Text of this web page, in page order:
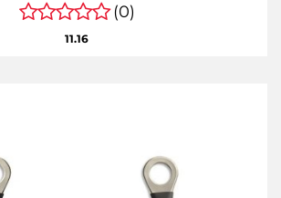
(0)
11.16